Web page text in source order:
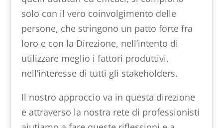
solo con il vero coinvolgimento delle
persone, che stringono un patto forte fra
loro e con la Direzione, nell’intento di
utilizzare meglio i fattori produttivi,
nell’interesse di tutti gli stakeholders.
Il nostro approccio va in questa direzione
e attraverso la nostra rete di professionisti